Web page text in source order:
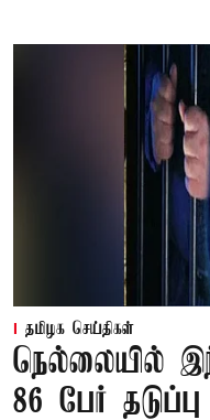
தமிழக செய்திகள்
நெல்லையில்
86 பேர்